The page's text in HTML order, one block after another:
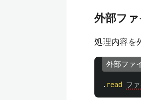
外部フ
処理内容を
外部ファ
. read フ